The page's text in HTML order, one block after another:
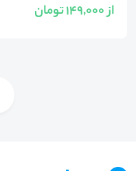
از 149,000 تومان